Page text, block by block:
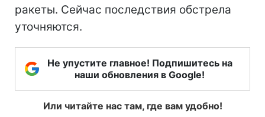
ракеты. Сейчас последствия обстрела
уточняются.
Не упустите главное! Подпишитесь на
наши обновления в Google!
Или читайте нас там, где вам удобно!